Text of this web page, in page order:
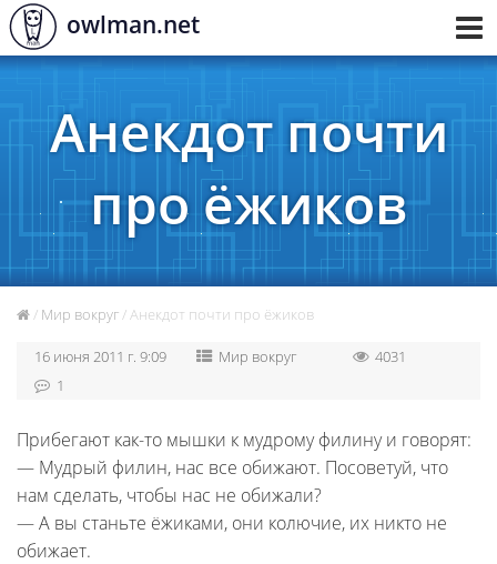
owlman.net
Анекдот почти
про ёжиков
/ Мир вокруг/ Анекдот почти про ёжиков
16 июня 2011 г. 9:09 Мир вокруг
4031
1
Прибегают как-то мышки к мудрому филину и говорят:
— Мудрый филин, нас все обижают. Посоветуй, что
нам сделать, чтобы нас не обижали?
— А вы станьте ёжиками, они колючие, их никто не
обижает.